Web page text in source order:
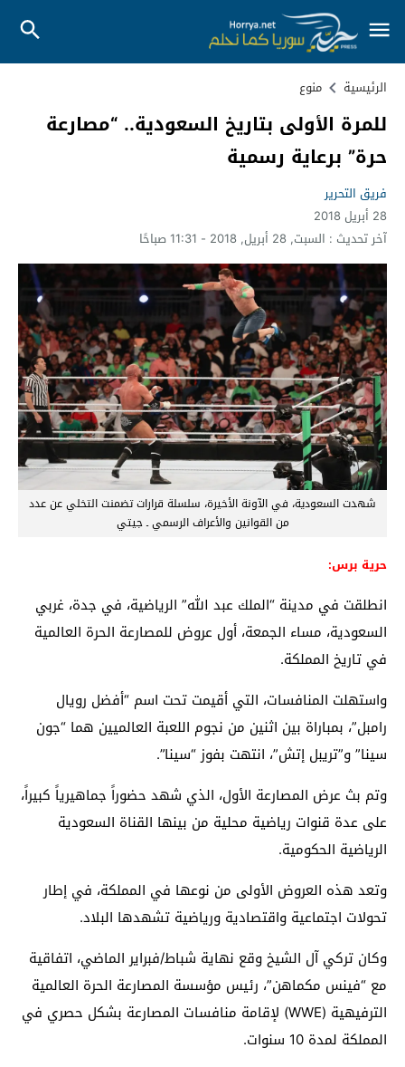
الرئيسية منوع
للمرة الأولى بتاريخ السعودية.. “مصارعة
حرة” برعاية رسمية
فريق التحرير
28 أبريل 2018
آخر تحديث : السبت, 28 أبريل, 2018 - 11:31 صباحًا
شهدت السعودية، في الآونة الأخيرة، سلسلة قرارات تضمنت التخلي عن عدد
من القوانين والأعراف الرسمي ـ جيتي
حرية برس:
انطلقت في مدينة “الملك عبد الله” الرياضية، في جدة، غربي
السعودية، مساء الجمعة، أول عروض للمصارعة الحرة العالمية
في تاريخ المملكة.
واستهلت المنافسات، التي أقيمت تحت اسم “أفضل رويال
رامبل”، بمباراة بين اثنين من نجوم اللعبة العالميين هما “جون
سينا” و”تريبل إتش”، انتهت بفوز “سينا”.
وتم بث عرض المصارعة الأول، الذي شهد حضوراً جماهيرياً كبيراً،
على عدة قنوات رياضية محلية من بينها القناة السعودية
الرياضية الحكومية.
وتعد هذه العروض الأولى من نوعها في المملكة، في إطار
تحولات اجتماعية واقتصادية ورياضية تشهدها البلاد.
وكان تركي آل الشيخ وقع نهاية شباط/فبراير الماضي، اتفاقية
مع “فينس مكماهن”، رئيس مؤسسة المصارعة الحرة العالمية
الترفيهية (WWE) لإقامة منافسات المصارعة بشكل حصري في
المملكة لمدة 10 سنوات.